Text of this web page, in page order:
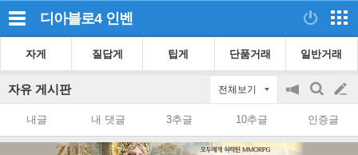
디아블로4 인벤
자게 질답게 팁게 단품거래 일반거래
자유 게시판 전체보기
공
on/off
검
색
글
쓰
내글 내 댓글 3추글 10추글 인증글